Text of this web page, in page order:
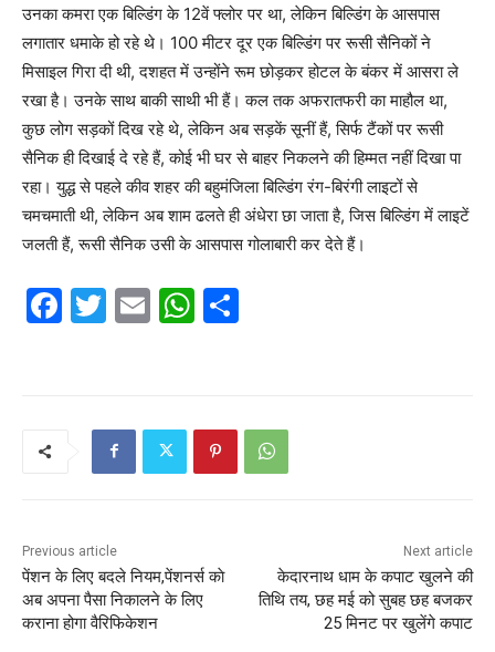
उनका कमरा एक बिल्डिंग के 12वें फ्लोर पर था, लेकिन बिल्डिंग के आसपास
लगातार धमाके हो रहे थे। 100 मीटर दूर एक बिल्डिंग पर रूसी सैनिकों ने
मिसाइल गिरा दी थी, दशहत में उन्होंने रूम छोड़कर होटल के बंकर में आसरा ले
रखा है। उनके साथ बाकी साथी भी हैं। कल तक अफरातफरी का माहौल था,
कुछ लोग सड़कों दिख रहे थे, लेकिन अब सड़कें सूनीं हैं, सिर्फ टैंकों पर रूसी
सैनिक ही दिखाई दे रहे हैं, कोई भी घर से बाहर निकलने की हिम्मत नहीं दिखा पा
रहा। युद्ध से पहले कीव शहर की बहुमंजिला बिल्डिंग रंग-बिरंगी लाइटों से
चमचमाती थी, लेकिन अब शाम ढलते ही अंधेरा छा जाता है, जिस बिल्डिंग में लाइटें
जलती हैं, रूसी सैनिक उसी के आसपास गोलाबारी कर देते हैं।
F
k
T
E
W
A
p
Previous article
पेंशन के लिए बदले नियम,पेंशनर्स काे
अब अपना पैसा निकालने के लिए
कराना होगा वैरिफिकेशन
Next article
केदारनाथ धाम के कपाट खुलने की
तिथि तय, छह मई को सुबह छह बजकर
25 मिनट पर खुलेंगे कपाट